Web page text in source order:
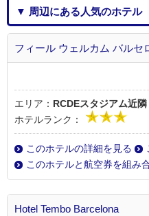
▼ 周辺にある人気のホテル
フィール ウェルカム バルセ
エリア： RCDEスタジアム近隣
ホテルランク：
このホテルの詳細を見る
このホテルと航空券を組み
Hotel Tembo Barcelona